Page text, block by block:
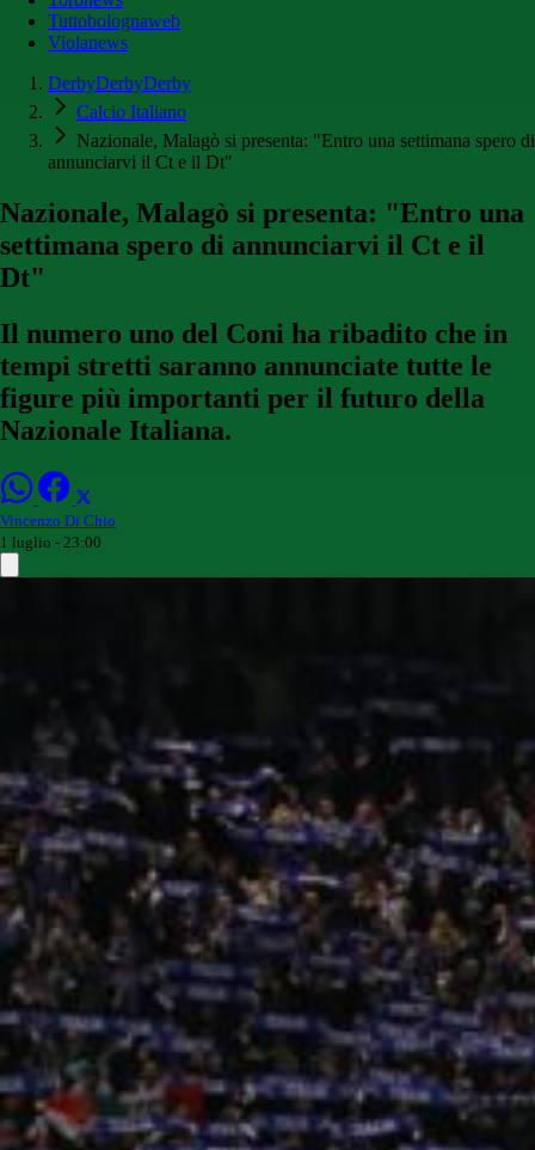
Tuttobolognaweb
Violanews
DerbyDerbyDerby
Calcio Italiano
Nazionale, Malagò si presenta: "Entro una settimana spero di
annunciarvi il Ct e il Dt"
Nazionale, Malagò si presenta: "Entro una
settimana spero di annunciarvi il Ct e il
Dt"
Il numero uno del Coni ha ribadito che in
tempi stretti saranno annunciate tutte le
figure più importanti per il futuro della
Nazionale Italiana.
Vincenzo Di Chio
1 luglio - 23:00